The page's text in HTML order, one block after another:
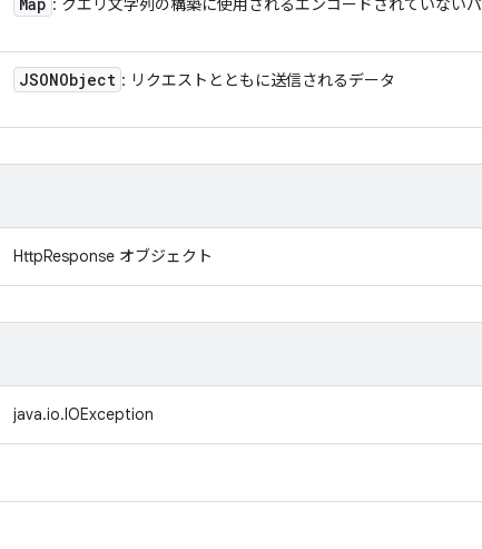
: クエリ文字列の構築に使用されるエンコードされていない
JSONObject : リクエストとともに送信されるデータ
HttpResponse オブジェクト
java.io.IOException